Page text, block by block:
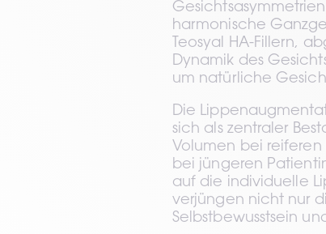
harmonische
Teosyal HA-Fillern,
Dynamik des
um natürliche
Die
sich als zentraler
Volumen bei reiferen
bei jüngeren
auf die individuelle
verjüngen nicht nur
Selbstbewusstsein